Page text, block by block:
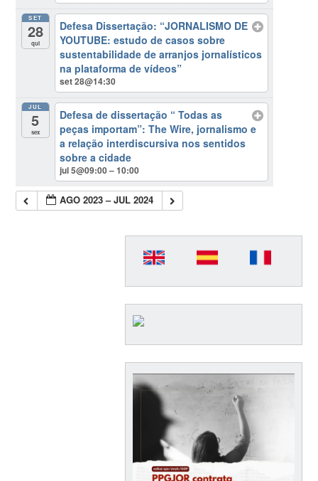
SET
28
qui
Defesa Dissertação: “JORNALISMO DE
YOUTUBE: estudo de casos sobre
sustentabilidade de arranjos jornalísticos
na plataforma de vídeos”
set 28@14:30
JUL
5
sex
Defesa de dissertação “ Todas as
peças importam”: The Wire, jornalismo e
a relação interdiscursiva nos sentidos
sobre a cidade
jul 5@09:00 – 10:00
AGO 2023 – JUL 2024